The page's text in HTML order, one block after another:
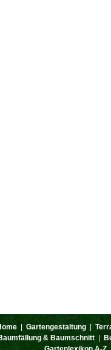
Gartengestaltung
& Baumschnitt